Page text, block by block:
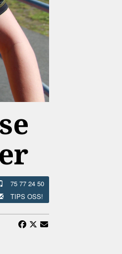
75 77 24 50
TIPS OSS!